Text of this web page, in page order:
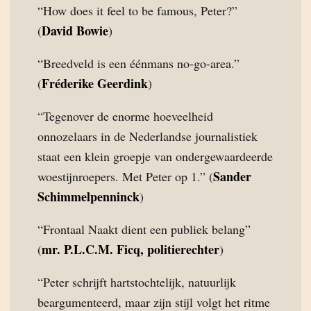
“How does it feel to be famous, Peter?”
(David Bowie)
“Breedveld is een éénmans no-go-area.”
(Fréderike Geerdink)
“Tegenover de enorme hoeveelheid
onnozelaars in de Nederlandse journalistiek
staat een klein groepje van ondergewaardeerde
woestijnroepers. Met Peter op 1.” (Sander
Schimmelpenninck)
“Frontaal Naakt dient een publiek belang”
(mr. P.L.C.M. Ficq, politierechter)
“Peter schrijft hartstochtelijk, natuurlijk
beargumenteerd, maar zijn stijl volgt het ritme